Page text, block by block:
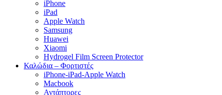
iPhone
iPad
Apple Watch
Samsung
Huawei
Xiaomi
Hydrogel Film Screen Protector
Καλώδια – Φορτιστές
iPhone-iPad-Apple Watch
Macbook
Αντάπτορες